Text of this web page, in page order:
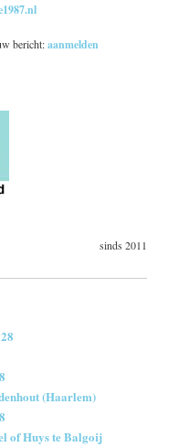
bericht:aanmelden
sinds 2011
(Haarlem)
of Huys te Balgoij